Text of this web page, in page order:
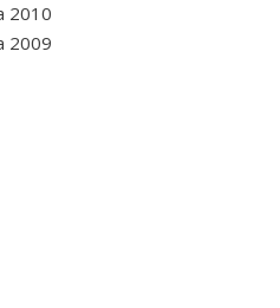
2010
2009